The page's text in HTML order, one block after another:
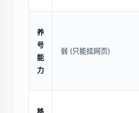
养
号
能
力
弱 (只能挂网页)
移